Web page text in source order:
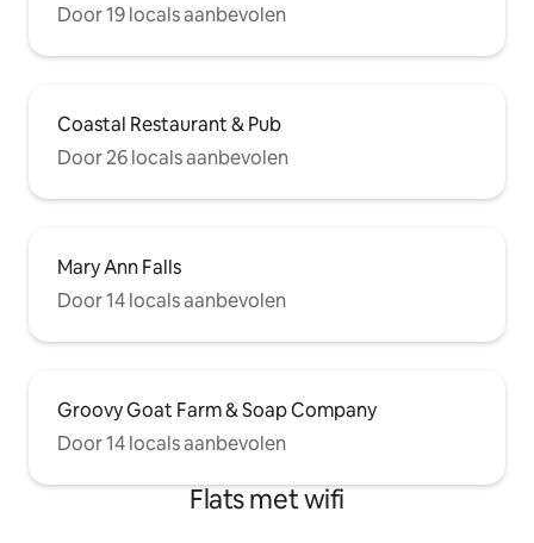
Door 19 locals aanbevolen
Coastal Restaurant & Pub
Door 26 locals aanbevolen
Mary Ann Falls
Door 14 locals aanbevolen
Groovy Goat Farm & Soap Company
Door 14 locals aanbevolen
Flats met wifi